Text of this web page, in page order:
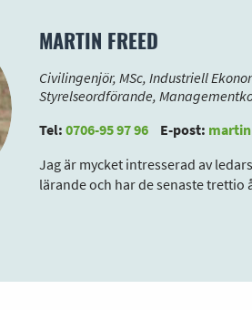
MARTIN FREED
Civilingenjör, MSc, Industriell
Styrelseordförande,
Tel: 0706-95 97 96 E-post:
Jag är mycket intresserad av
lärande och har de senaste trettio